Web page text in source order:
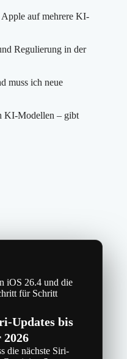
auf mehrere KI-
Regulierung in der
muss ich neue
KI-Modellen – gibt
iOS 26.4 und die
für Schritt
Updates bis
die nächste Siri-